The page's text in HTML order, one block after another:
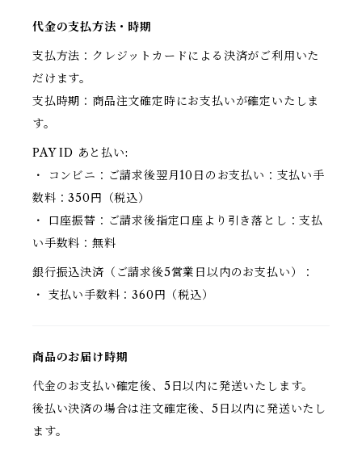
代金の支払方法・時期
支払方法：クレジットカードによる決済がご利用いた
だけます。
支払時期：商品注文確定時にお支払いが確定いたしま
す。
PAY ID あと払い:
・ コンビニ：ご請求後翌月10日のお支払い：支払い手
数料：350円（税込）
・ 口座振替：ご請求後指定口座より引き落とし：支払
い手数料：無料
銀行振込決済（ご請求後5営業日以内のお支払い）：
・ 支払い手数料：360円（税込）
商品のお届け時期
代金のお支払い確定後、5日以内に発送いたします。
後払い決済の場合は注文確定後、5日以内に発送いたし
ます。